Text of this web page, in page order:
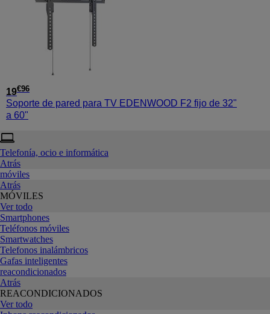
19€96
Soporte de pared para TV EDENWOOD F2 fijo de 32"
a 60"
Telefonía, ocio e informática
Atrás
móviles
Atrás
MÓVILES
Ver todo
Smartphones
Teléfonos móviles
Smartwatches
Telefonos inalámbricos
Gafas inteligentes
reacondicionados
Atrás
REACONDICIONADOS
Ver todo